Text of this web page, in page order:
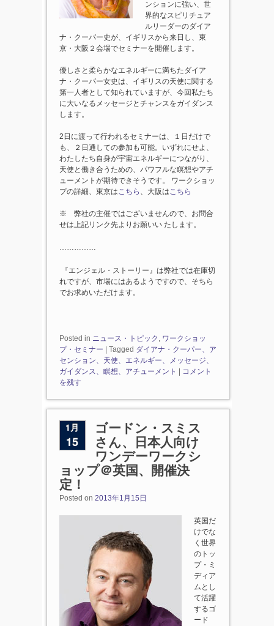
ンションに強い、世
界的なスピリチュア
ルリーダーのダイア
ナ・クーパー史が、イギリスから来日し、東
京・大阪２会場でセミナーを開催します。
優しさと柔らかなエネルギーに満ちたダイア
ナ・クーパー女史は、イギリスの天使に関する
第一人者として知られていますが、今回私たち
に大いなるメッセージとチャンスをガイダンス
します。
2日に渡って行われるセミナーは、１日だけで
も、２日通しての参加も可能。いずれにせよ、
わたしたち自身が宇宙エネルギーにつながり、
天使と働き合うための、パワフルな瞑想やアチ
ューメントが期待できそうです。 ワークショッ
プの詳細、東京はこちら 、大阪はこちら
※ 弊社の主催ではございませんので、お問合
せは上記リンク先よりお願いい たします。
……………
『エンジェル・ストーリー』は弊社では在庫切
れですが、市場にはあるようですので、そちら
でお求めいただけます。
Posted in ニュース・トピック , ワークショッ
プ・セミナー
Tagged ダイアナ・クーパー、ア
センション、天使、エネルギー、メッセージ、
ガイダンス、瞑想、アチューメント
コメント
を残す
1月
15
ゴードン・スミス
さん、日本人向け
ワンデーワークシ
ョップ＠英国、開催決
定！
Posted on 2013年1月15日
英国だ
けでな
く世界
のトッ
プ・ミ
ディア
ムとし
て活躍
するゴ
ード